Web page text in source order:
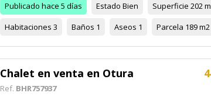
Publicado hace 5 días Estado Bien Superficie 202
Habitaciones 3 Baños 1 Aseos 1 Parcela 189 m2
Chalet en venta en Otura
Ref. BHR757937